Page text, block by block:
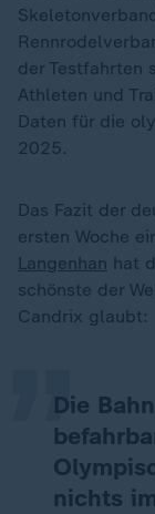
der Testfahrten
Athleten und
Daten für die
2025.
Das Fazit der
ersten Woche
Langenhan hat
schönste der
Candrix glaubt:
Die
nichts
„